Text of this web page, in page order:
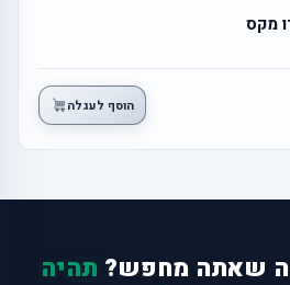
הוסף לעגלה
שאתה מחפש? תהיה